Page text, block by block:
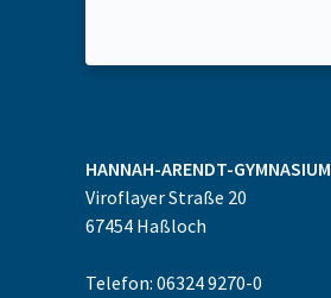
HANNAH-ARENDT-GYMNASIUM
Viroflayer Straße 20
67454 Haßloch
Telefon: 06324 9270-0